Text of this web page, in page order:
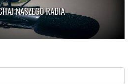
NASZEGO RADIA